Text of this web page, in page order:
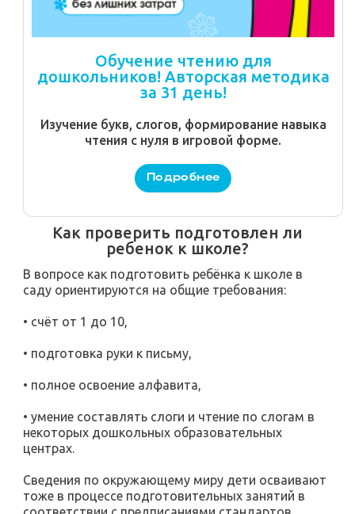
Обучение чтению для
дошкольников! Авторская методика
за 31 день!
Изучение букв, слогов, формирование навыка
чтения с нуля в игровой форме.
Как проверить подготовлен ли
ребенок к школе?
В вопросе как подготовить ребёнка к школе в
саду ориентируются на общие требования:
• счёт от 1 до 10,
• подготовка руки к письму,
• полное освоение алфавита,
• умение составлять слоги и чтение по слогам в
некоторых дошкольных образовательных
центрах.
Сведения по окружающему миру дети осваивают
тоже в процессе подготовительных занятий в